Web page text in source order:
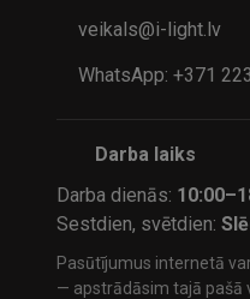
veikals@i-light.lv
WhatsApp: +371
Darba laiks
Darba dienās:
Sestdien, svētdien:
Pasūtījumus internetā
— apstrādāsim tajā pašā